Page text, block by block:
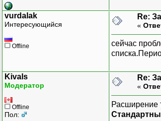
vurdalak
Интересующийся
Offline
Re:
«
сейчас
Kivals
Модератор
Offline
Пол:
Re:
«
Расширение